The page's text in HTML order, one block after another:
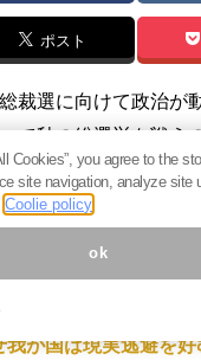
ポスト
裁選に向けて政治が
で秋の総選挙を戦う
される岸田氏、さら
今後の展開を考えた
を敢行し玉砕する日
我が国は現実逃避を
Cookies”, you agree to the
site navigation, analyze site
Coolie policy
ok